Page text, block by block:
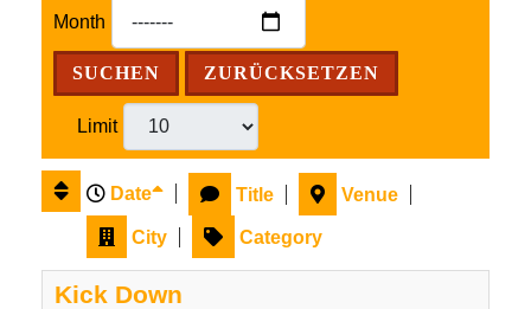
Month
SUCHEN ZURÜCKSETZEN
Limit
Date Title Venue
City Category
Kick Down